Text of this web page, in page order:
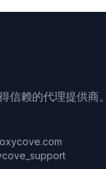
信赖的代理提供商